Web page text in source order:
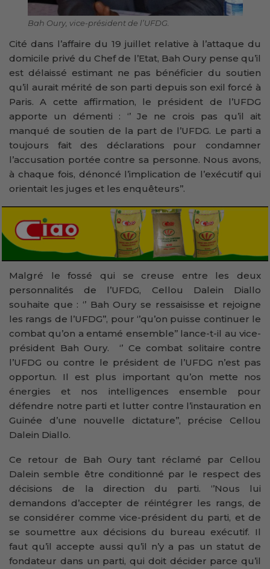
Bah Oury, vice-président de l’UFDG.
Cité dans l’affaire du 19 juillet relative à l’attaque du
domicile privé du Chef de l’Etat, Bah Oury pense qu’il
est délaissé estimant ne pas bénéficier du soutien
qu’il aurait mérité de son parti depuis son exil forcé à
Paris. A cette affirmation, le président de l’UFDG
apporte un démenti : ‘’ Je ne crois pas qu’il ait
manqué de soutien de la part de l’UFDG. Le parti a
toujours fait des déclarations pour condamner
l’accusation portée contre sa personne. Nous avons,
à chaque fois, dénoncé l’implication de l’exécutif qui
orientait les juges et les enquêteurs’’.
Malgré le fossé qui se creuse entre les deux
personnalités de l’UFDG, Cellou Dalein Diallo
souhaite que : ‘’ Bah Oury se ressaisisse et rejoigne
les rangs de l’UFDG’’, pour ‘’qu’on puisse continuer le
combat qu’on a entamé ensemble’’ lance-t-il au vice-
président Bah Oury. ‘’ Ce combat solitaire contre
l’UFDG ou contre le président de l’UFDG n’est pas
opportun. Il est plus important qu’on mette nos
énergies et nos intelligences ensemble pour
défendre notre parti et lutter contre l’instauration en
Guinée d’une nouvelle dictature’’, précise Cellou
Dalein Diallo.
Ce retour de Bah Oury tant réclamé par Cellou
Dalein semble être conditionné par le respect des
décisions de la direction du parti. ‘’Nous lui
demandons d’accepter de réintégrer les rangs, de
se considérer comme vice-président du parti, et de
se soumettre aux décisions du bureau exécutif. Il
faut qu’il accepte aussi qu’il n’y a pas un statut de
fondateur dans un parti, qui doit décider parce qu’il